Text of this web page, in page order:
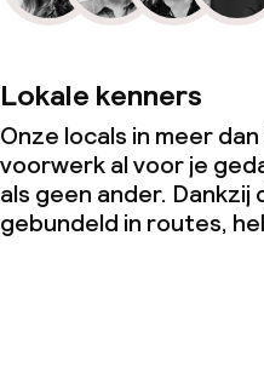
Lokale kenners
Onze locals in meer
voorwerk al voor je
als geen ander. Dankzij
gebundeld in routes,